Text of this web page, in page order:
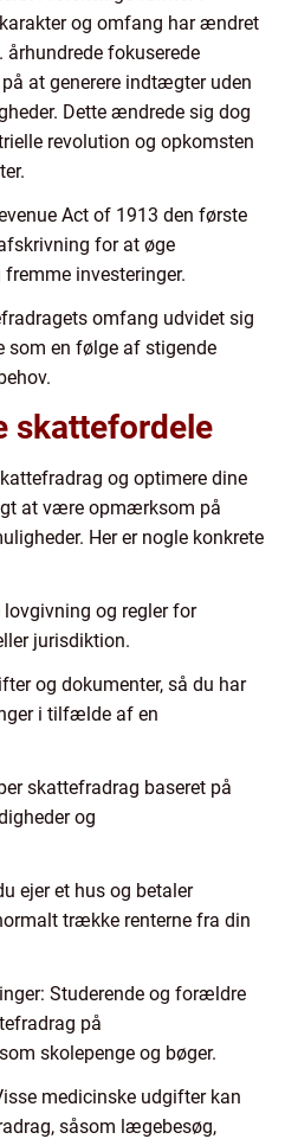
og omfang har ændret
fokuserede
at generere indtægter uden
Dette ændrede sig dog
revolution og opkomsten
Act of 1913 den første
for at øge
investeringer.
omfang udvidet sig
som en følge af stigende
skattefordele
og optimere dine
at være opmærksom på
Her er nogle konkrete
og regler for
jurisdiktion.
og dokumenter, så du har
i tilfælde af en
skattefradrag baseret på
og
ejer et hus og betaler
trække renterne fra din
Studerende og forældre
på
skolepenge og bøger.
medicinske udgifter kan
såsom lægebesøg,